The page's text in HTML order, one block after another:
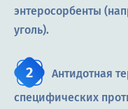
энтеросорбенты
уголь).
Антидотная
специфических